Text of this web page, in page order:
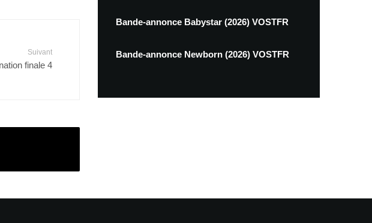
Suivant
finale 4
Bande-annonce Babystar (2026) VOSTFR
Bande-annonce Newborn (2026) VOSTFR